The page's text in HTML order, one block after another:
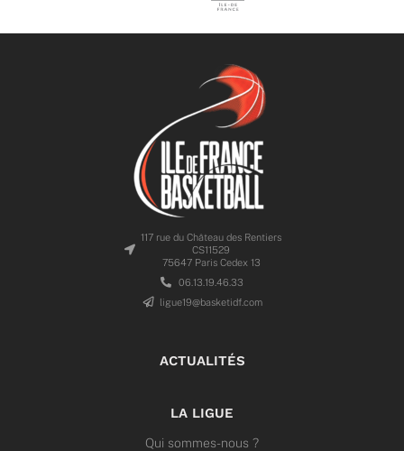
117 rue du Château des Rentiers
CS11529
75647 Paris Cedex 13
06.13.19.46.33
ligue19@basketidf.com
ACTUALITÉS
LA LIGUE
Qui sommes-nous ?